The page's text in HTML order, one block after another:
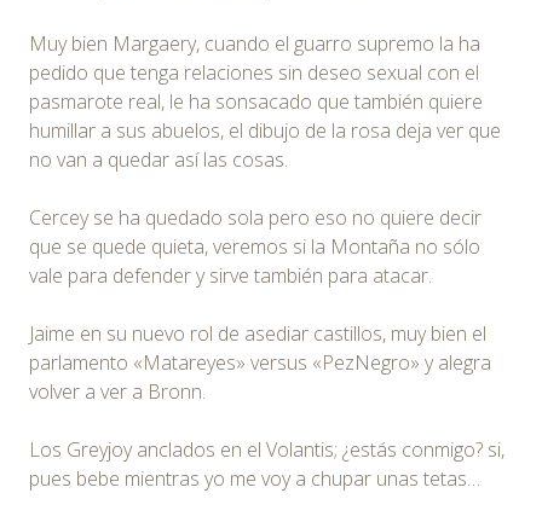
Muy bien Margaery, cuando el guarro supremo la ha
pedido que tenga relaciones sin deseo sexual con el
pasmarote real, le ha sonsacado que también quiere
humillar a sus abuelos, el dibujo de la rosa deja ver que
no van a quedar así las cosas.
Cercey se ha quedado sola pero eso no quiere decir
que se quede quieta, veremos si la Montaña no sólo
vale para defender y sirve también para atacar.
Jaime en su nuevo rol de asediar castillos, muy bien el
parlamento «Matareyes» versus «PezNegro» y alegra
volver a ver a Bronn.
Los Greyjoy anclados en el Volantis; ¿estás conmigo? si,
pues bebe mientras yo me voy a chupar unas tetas…